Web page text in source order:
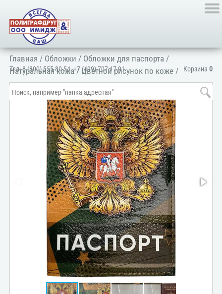
Корзина 0
Тел:8 (800) 555-80-54,+7 (499) 707-17-91
Главная / Обложки / Обложки для паспорта /
Натуральная кожа/ Цветной рисунок по коже /